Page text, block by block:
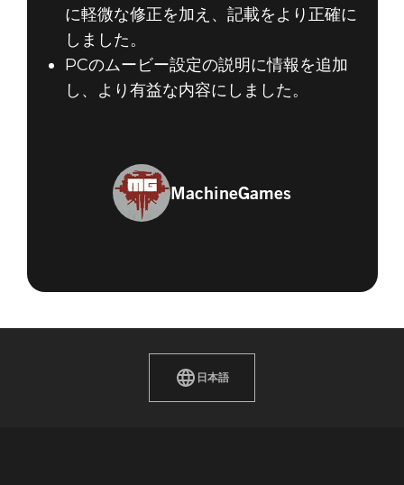
に軽微な修正を加え、記載をより正確に
しました。
PCのムービー設定の説明に情報を追加
し、より有益な内容にしました。
MachineGames
日本語